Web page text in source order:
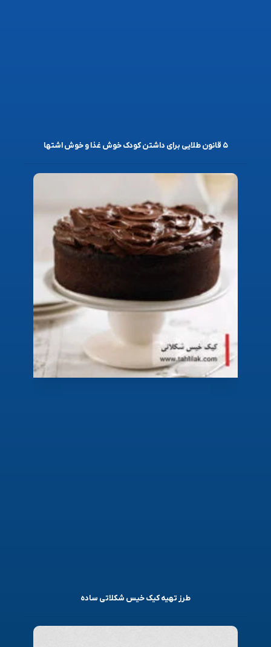
۵ قانون طلایی برای داشتن کودک خوش غذا و خوش اشتها
طرز تهیه کیک خیس شکلاتی ساده